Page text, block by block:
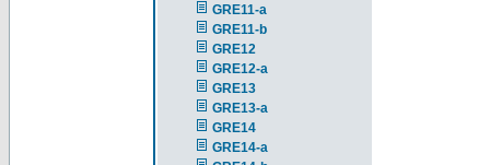
GRE11-a
GRE11-b
GRE12
GRE12-a
GRE13
GRE13-a
GRE14
GRE14-a